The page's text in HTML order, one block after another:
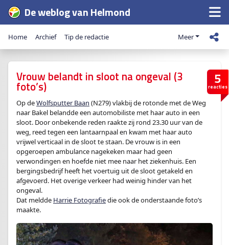
De weblog van Helmond
Home Archief Tip de redactie Meer
5
reacties
Vrouw belandt in sloot na ongeval (3
foto’s)
Op deWolfsputter Baan (N279) vlakbij de rotonde met de Weg
naar Bakel belandde een automobiliste met haar auto in een
sloot. Door onbekende reden raakte zij rond 23.30 uur van de
weg, reed tegen een lantaarnpaal en kwam met haar auto
vrijwel verticaal in de sloot te staan. De vrouw is in een
opgeroepen ambulance nagekeken maar had geen
verwondingen en hoefde niet mee naar het ziekenhuis. Een
bergingsbedrijf heeft het voertuig uit de sloot getakeld en
afgevoerd. Het overige verkeer had weinig hinder van het
ongeval.
Dat meldde Harrie Fotografiedie ook de onderstaande foto’s
maakte.